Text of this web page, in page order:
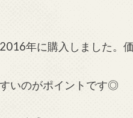
年に購入しました。
いのがポイントです◎